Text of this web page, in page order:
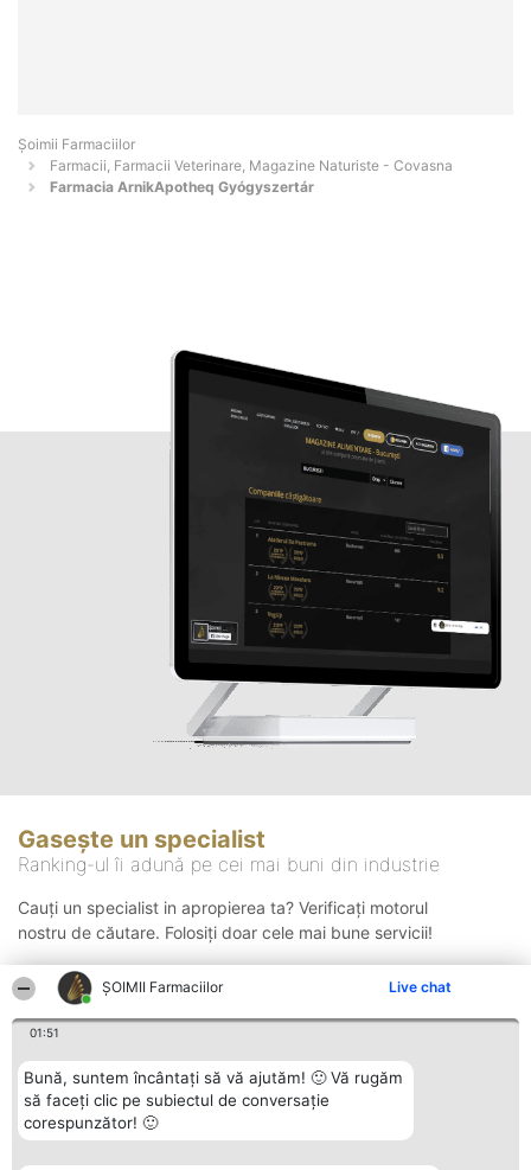
ŞOIMII Farmaciilor Live chat
01:51
Bună, suntem încântați să vă ajutăm! 🙂 Vă rugăm
să faceți clic pe subiectul de conversație
corespunzător! 🙂
Şoimii Farmaciilor
Farmacii, Farmacii Veterinare, Magazine Naturiste - Covasna
Farmacia ArnikApotheq Gyógyszertár
Gasește un specialist
Ranking-ul îi adună pe cei mai buni din industrie
Cauți un specialist in apropierea ta? Verificați motorul
nostru de căutare. Folosiți doar cele mai bune servicii!